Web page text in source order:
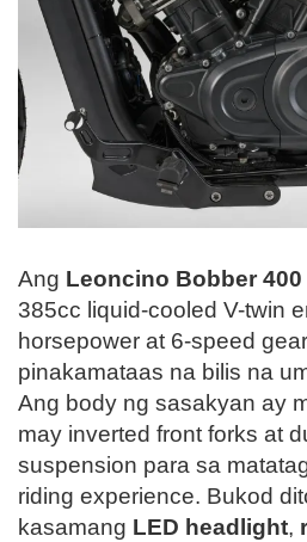
Ang Leoncino Bobber 400
385cc liquid-cooled V-twin
horsepower at 6-speed
pinakamataas na bilis na
Ang body ng sasakyan ay
may inverted front forks at
suspension para sa
riding experience. Bukod
kasamang LED headlight,